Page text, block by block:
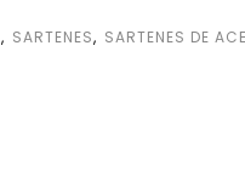
, SARTENES, SARTENES DE